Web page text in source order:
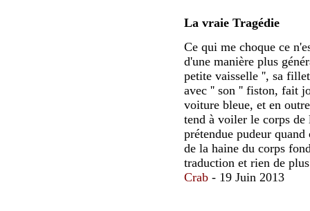
La vraie Tragédie
Ce qui me choque ce
d'une manière plus
petite vaisselle '', sa
avec '' son '' fiston, fait
voiture bleue, et en
tend à voiler le corps de
prétendue pudeur
de la haine du corps
traduction et rien de
Crab - 19 Juin 2013